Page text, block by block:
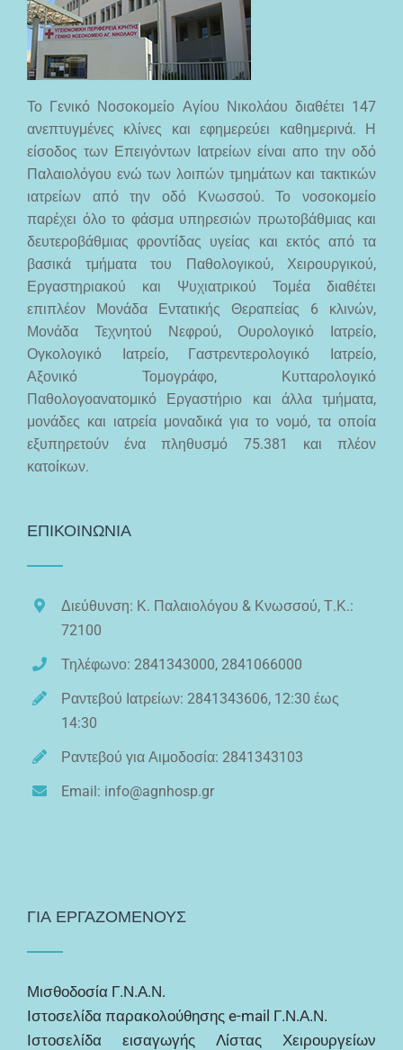
Το Γενικό Νοσοκομείο Αγίου Νικολάου διαθέτει 147
ανεπτυγμένες κλίνες και εφημερεύει καθημερινά. Η
είσοδος των Επειγόντων Ιατρείων είναι απο την οδό
Παλαιολόγου ενώ των λοιπών τμημάτων και τακτικών
ιατρείων από την οδό Κνωσσού. Το νοσοκομείο
παρέχει όλο το φάσμα υπηρεσιών πρωτοβάθμιας και
δευτεροβάθμιας φροντίδας υγείας και εκτός από τα
βασικά τμήματα του Παθολογικού, Χειρουργικού,
Εργαστηριακού και Ψυχιατρικού Τομέα διαθέτει
επιπλέον Μονάδα Εντατικής Θεραπείας 6 κλινών,
Μονάδα Τεχνητού Νεφρού, Ουρολογικό Ιατρείο,
Ογκολογικό Ιατρείο, Γαστρεντερολογικό Ιατρείο,
Αξονικό Τομογράφο, Κυτταρολογικό
Παθολογοανατομικό Εργαστήριο και άλλα τμήματα,
μονάδες και ιατρεία μοναδικά για το νομό, τα οποία
εξυπηρετούν ένα πληθυσμό 75.381 και πλέον
κατοίκων.
ΕΠΙΚΟΙΝΩΝΙΑ
Διεύθυνση: Κ. Παλαιολόγου & Κνωσσού, Τ.Κ.:
72100
Τηλέφωνο: 2841343000, 2841066000
Ραντεβού Ιατρείων: 2841343606, 12:30 έως
14:30
Ραντεβού για Αιμοδοσία: 2841343103
Email: info@agnhosp.gr
ΓΙΑ ΕΡΓΑΖΟΜΕΝΟΥΣ
Μισθοδοσία Γ.Ν.Α.Ν.
Ιστοσελίδα παρακολούθησης e-mail Γ.Ν.Α.Ν.
Ιστοσελίδα εισαγωγής Λίστας Χειρουργείων